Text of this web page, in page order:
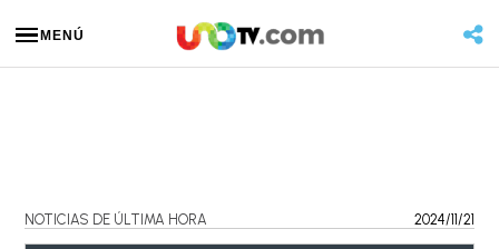
MENÚ
NOTICIAS DE ÚLTIMA HORA 2024/11/21